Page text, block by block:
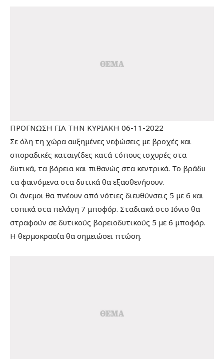
ΠΡΟΓΝΩΣΗ ΓΙΑ ΤΗΝ ΚΥΡΙΑΚΗ 06-11-2022
Σε όλη τη χώρα αυξημένες νεφώσεις με βροχές και
σποραδικές καταιγίδες κατά τόπους ισχυρές στα
δυτικά, τα βόρεια και πιθανώς στα κεντρικά. Το βράδυ
τα φαινόμενα στα δυτικά θα εξασθενήσουν.
Οι άνεμοι θα πνέουν από νότιες διευθύνσεις 5 με 6 και
τοπικά στα πελάγη 7 μποφόρ. Σταδιακά στο Ιόνιο θα
στραφούν σε δυτικούς βορειοδυτικούς 5 με 6 μποφόρ.
Η θερμοκρασία θα σημειώσει πτώση.